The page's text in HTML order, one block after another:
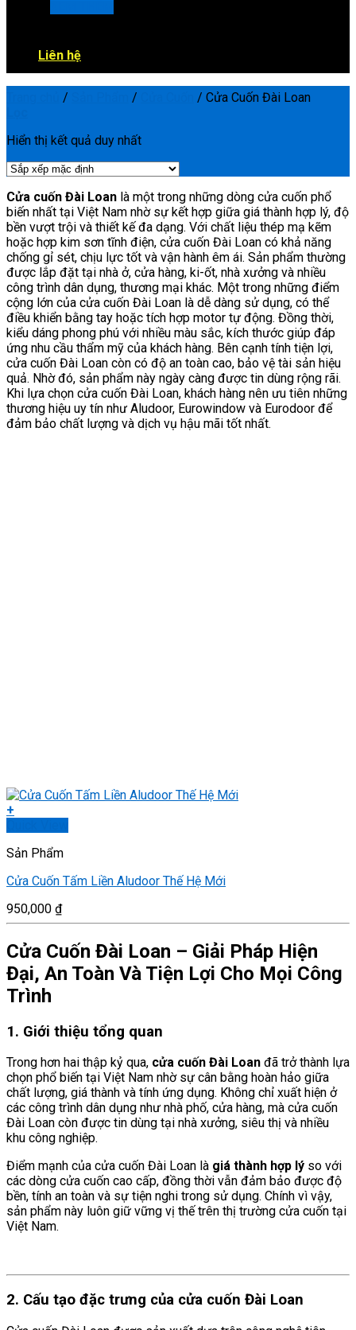
Liên hệ
/ / / Cửa Cuốn Đài Loan
Hiển thị kết quả duy nhất
Cửa cuốn Đài Loan là một trong những dòng cửa cuốn phổ
biến nhất tại Việt Nam nhờ sự kết hợp giữa giá thành hợp lý, độ
bền vượt trội và thiết kế đa dạng. Với chất liệu thép mạ kẽm
hoặc hợp kim sơn tĩnh điện, cửa cuốn Đài Loan có khả năng
chống gỉ sét, chịu lực tốt và vận hành êm ái. Sản phẩm thường
được lắp đặt tại nhà ở, cửa hàng, ki-ốt, nhà xưởng và nhiều
công trình dân dụng, thương mại khác. Một trong những điểm
cộng lớn của cửa cuốn Đài Loan là dễ dàng sử dụng, có thể
điều khiển bằng tay hoặc tích hợp motor tự động. Đồng thời,
kiểu dáng phong phú với nhiều màu sắc, kích thước giúp đáp
ứng nhu cầu thẩm mỹ của khách hàng. Bên cạnh tính tiện lợi,
cửa cuốn Đài Loan còn có độ an toàn cao, bảo vệ tài sản hiệu
quả. Nhờ đó, sản phẩm này ngày càng được tin dùng rộng rãi.
Khi lựa chọn cửa cuốn Đài Loan, khách hàng nên ưu tiên những
thương hiệu uy tín như Aludoor, Eurowindow và Eurodoor để
đảm bảo chất lượng và dịch vụ hậu mãi tốt nhất.
+
Sản Phẩm
Cửa Cuốn Tấm Liền Aludoor Thế Hệ Mới
950,000 ₫
Cửa Cuốn Đài Loan – Giải Pháp Hiện
Đại, An Toàn Và Tiện Lợi Cho Mọi Công
Trình
1. Giới thiệu tổng quan
Trong hơn hai thập kỷ qua, cửa cuốn Đài Loan đã trở thành lựa
chọn phổ biến tại Việt Nam nhờ sự cân bằng hoàn hảo giữa
chất lượng, giá thành và tính ứng dụng. Không chỉ xuất hiện ở
các công trình dân dụng như nhà phố, cửa hàng, mà cửa cuốn
Đài Loan còn được tin dùng tại nhà xưởng, siêu thị và nhiều
khu công nghiệp.
Điểm mạnh của cửa cuốn Đài Loan là giá thành hợp lý so với
các dòng cửa cuốn cao cấp, đồng thời vẫn đảm bảo được độ
bền, tính an toàn và sự tiện nghi trong sử dụng. Chính vì vậy,
sản phẩm này luôn giữ vững vị thế trên thị trường cửa cuốn tại
Việt Nam.
2. Cấu tạo đặc trưng của cửa cuốn Đài Loan